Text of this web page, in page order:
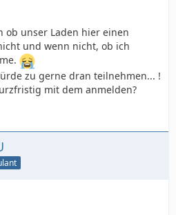
ob unser Laden hier einen
und wenn nicht, ob ich
zu gerne dran teilnehmen... !
mit dem anmelden?